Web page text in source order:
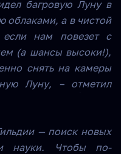
багровую Луну в
облаками, а в чистой
нам повезет с
(а шансы высоки!),
снять на камеры
Луну, – отметил
— поиск новых
науки. Чтобы по-